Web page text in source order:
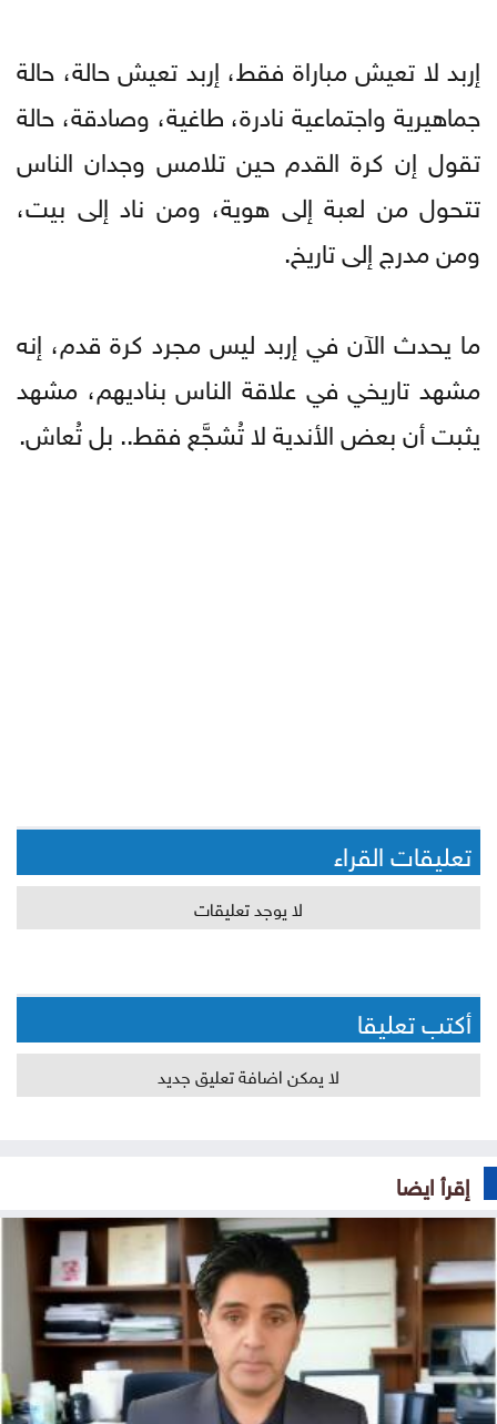
إربد لا تعيش مباراة فقط، إربد تعيش حالة، حالة
جماهيرية واجتماعية نادرة، طاغية، وصادقة، حالة
تقول إن كرة القدم حين تلامس وجدان الناس
تتحول من لعبة إلى هوية، ومن ناد إلى بيت،
ومن مدرج إلى تاريخ.
ما يحدث الآن في إربد ليس مجرد كرة قدم، إنه
مشهد تاريخي في علاقة الناس بناديهم، مشهد
يثبت أن بعض الأندية لا تُشجَّع فقط.. بل تُعاش.
تعليقات القراء
لا يوجد تعليقات
أكتب تعليقا
لا يمكن اضافة تعليق جديد
إقرأ ايضا